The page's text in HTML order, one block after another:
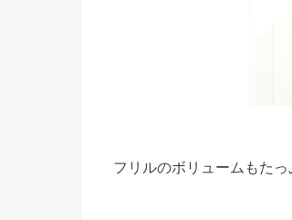
フリルのボリュームもた